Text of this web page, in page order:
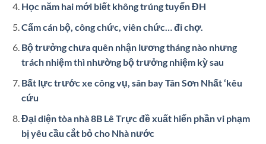
Học năm hai mới biết không trúng tuyển ĐH
Cấm cán bộ, công chức, viên chức… đi chợ.
Bộ trưởng chưa quên nhận lương tháng nào nhưng
trách nhiệm thì nhường bộ trưởng nhiệm kỳ sau
Bất lực trước xe công vụ, sân bay Tân Sơn Nhất ‘kêu
cứu
Đại diện tòa nhà 8B Lê Trực đề xuất hiến phần vi phạm
bị yêu cầu cắt bỏ cho Nhà nước